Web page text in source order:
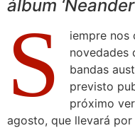
álbum
S
iempre nos
novedades
bandas
previsto
próximo
agosto, que llevará